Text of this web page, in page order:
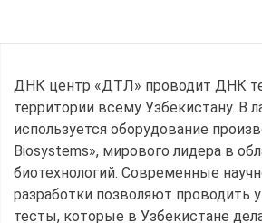
ДНК центр «ДТЛ» проводит ДНК
территории всему Узбекистану. В
используется оборудование
Biosystems», мирового лидера в
биотехнологий. Современные
разработки позволяют проводить
тесты, которые в Узбекистане